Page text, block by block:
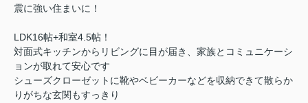
震に強い住まいに！
LDK16帖+和室4.5帖！
対面式キッチンからリビングに目が届き、家族とコミュニケーシ
ョンが取れて安心です
シューズクローゼットに靴やベビーカーなどを収納できて散らか
りがちな玄関もすっきり